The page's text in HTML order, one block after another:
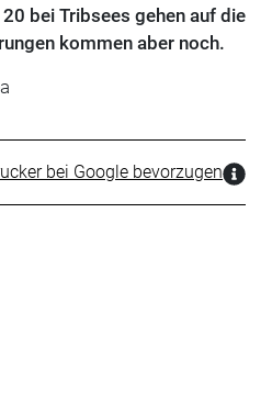
bei Tribsees gehen auf die
kommen aber noch.
bei Google bevorzugen